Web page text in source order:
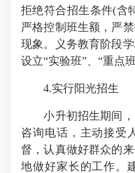
拒绝符合招生条件(含
严格控制班生额，严
现象。义务教育阶段
设立“实验班”、“重点班
4.实行阳光招生
小升初招生期间，
咨询电话，主动接受
督，认真做好群众的
地做好家长的工作。